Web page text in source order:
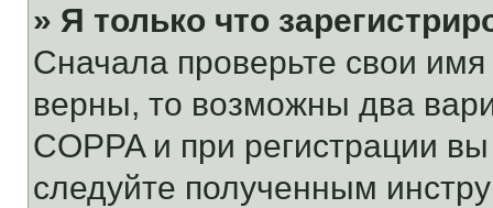
» Я только что
Сначала проверьте свои
верны, то возможны два
COPPA и при регистрации
следуйте полученным